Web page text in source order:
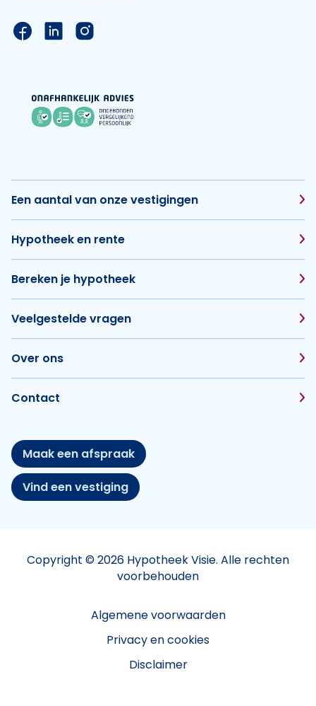
Link naar de Facebook pagina van Hypotheek
Link naar de LinkedIn pagina van
Link naar de Instagram pagina van
Een aantal van onze vestigingen
Hypotheek en rente
Bereken je hypotheek
Veelgestelde vragen
Over ons
Contact
Maak een afspraak
Vind een vestiging
Copyright © 2026 Hypotheek Visie. Alle rechten
voorbehouden
Algemene voorwaarden
Privacy en cookies
Disclaimer